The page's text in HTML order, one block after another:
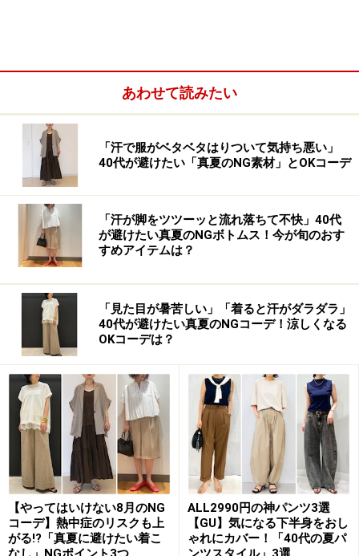
濡れてもすぐに乾くので、アウトドアや雨の日にもぴっ
たり。写真のようにノースリーブのワンピースにさらっ
と羽織って、モノトーンでシンプルまとめるのも◎。
2. 旬の「カーゴパンツ」は機能面も収納力
も抜群！
昨年からトレンドとして人気のカーゴパンツ。ユニクロ
の「イージーカーゴパンツ」は軽くて動きやすいコット
ンナイロン素材を使用。汚れにくくて丈夫なので、アウ
トドアなど屋外でガンガン動きたいときにも、気にせず
はけるのがメリット。
楽ちんなウエストゴム仕様ですが、ベルトループがつい
ていたり、きちんと感のあるフロントデザインで、カジ
ュアルすぎないのも大人にはうれしいところ。
裾の絞り具合を調整できるアジャスターがついているの
あわせて読みたい
「汗で服がベタベタはりついて気持ち悪い」
40代が避けたい「真夏のNG素材」とOKコーデ
「汗が脚をツツーッと流れ落ちて不快」40代
が避けたい真夏のNGボトムス！今が旬のおす
すめアイテムは？
「見た目が暑苦しい」「着ると汗がダラダラ」
40代が避けたい真夏のNGコーデ！涼しくなる
OKコーデは？
【やってはいけない8月のNG
コーデ】熱中症のリスクも上
がる!?「真夏に避けたい着こ
ALL2990円の神パンツ3選
【GU】気になる下半身をおし
ゃれにカバー！「40代の夏パ